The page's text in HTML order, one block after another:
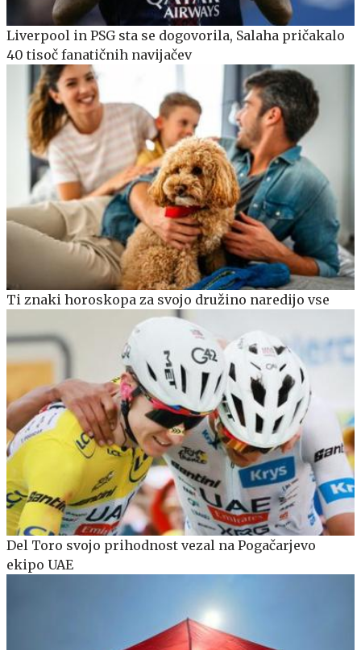
Liverpool in PSG sta se dogovorila, Salaha pričakalo
40 tisoč fanatičnih navijačev
Ti znaki horoskopa za svojo družino naredijo vse
Del Toro svojo prihodnost vezal na Pogačarjevo
ekipo UAE